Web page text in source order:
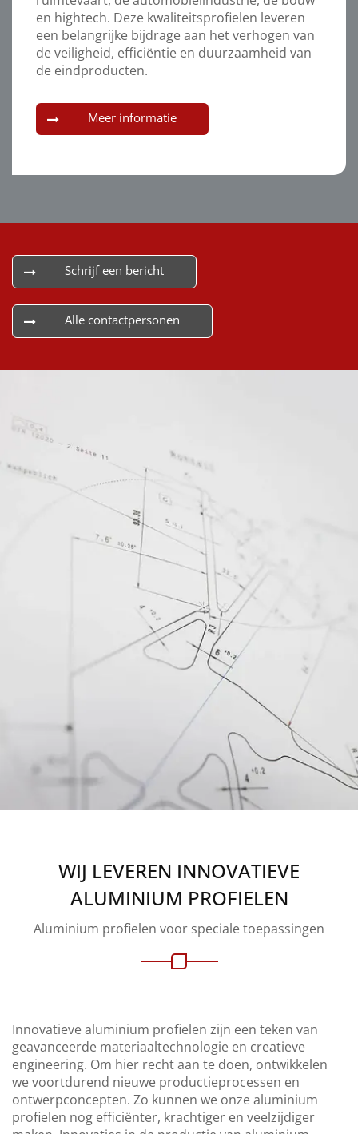
en hightech. Deze kwaliteitsprofielen leveren
een belangrijke bijdrage aan het verhogen van
de veiligheid, efficiëntie en duurzaamheid van
de eindproducten.
Meer informatie
Schrijf een bericht
Alle contactpersonen
WIJ LEVEREN INNOVATIEVE
ALUMINIUM PROFIELEN
Aluminium profielen voor speciale toepassingen
Innovatieve aluminium profielen zijn een teken van
geavanceerde materiaaltechnologie en creatieve
engineering. Om hier recht aan te doen, ontwikkelen
we voortdurend nieuwe productieprocessen en
ontwerpconcepten. Zo kunnen we onze aluminium
profielen nog efficiënter, krachtiger en veelzijdiger